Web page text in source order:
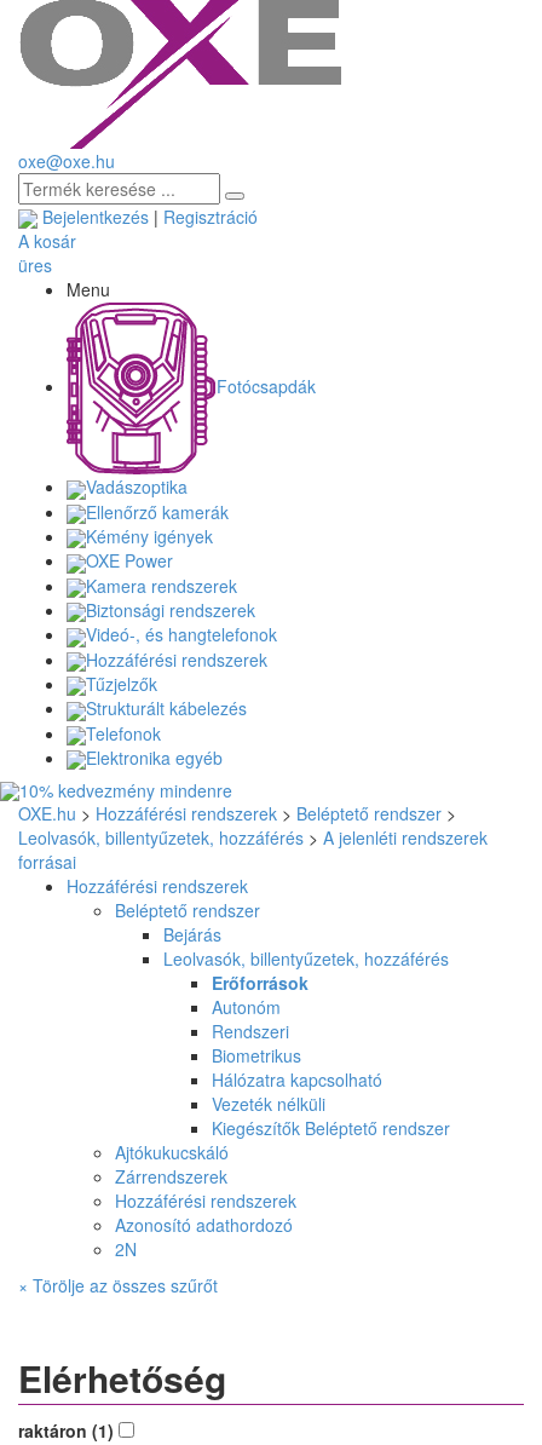
oxe@oxe.hu
Bejelentkezés | Regisztráció
A kosár
üres
Menu
Fotócsapdák
Vadászoptika
Ellenőrző kamerák
Kémény igények
OXE Power
Kamera rendszerek
Biztonsági rendszerek
Videó-, és hangtelefonok
Hozzáférési rendszerek
Tűzjelzők
Strukturált kábelezés
Telefonok
Elektronika egyéb
OXE.hu > Hozzáférési rendszerek > Beléptető rendszer >
Leolvasók, billentyűzetek, hozzáférés > A jelenléti rendszerek
forrásai
Hozzáférési rendszerek
Beléptető rendszer
Bejárás
Leolvasók, billentyűzetek, hozzáférés
Erőforrások
Autonóm
Rendszeri
Biometrikus
Hálózatra kapcsolható
Vezeték nélküli
Kiegészítők Beléptető rendszer
Ajtókukucskáló
Zárrendszerek
Hozzáférési rendszerek
Azonosító adathordozó
2N
× Törölje az összes szűrőt
Elérhetőség
raktáron (1)